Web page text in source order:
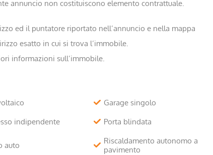
annuncio non costituiscono elemento contrattuale.
ed il puntatore riportato nell’annuncio e nella mappa
esatto in cui si trova l’immobile.
informazioni sull’immobile.
Garage singolo
indipendente Porta blindata
auto
Riscaldamento autonomo a
pavimento